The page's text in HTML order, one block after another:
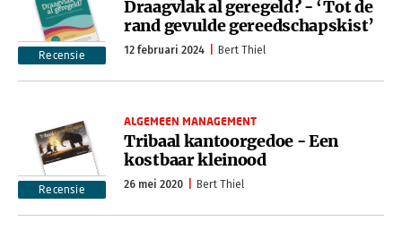
Recensie
Draagvlak al geregeld? - ‘Tot de
rand gevulde gereedschapskist’
12 februari 2024 Bert Thiel
Recensie
ALGEMEEN MANAGEMENT
Tribaal kantoorgedoe - Een
kostbaar kleinood
26 mei 2020 Bert Thiel